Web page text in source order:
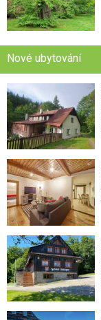
Nové ubytování